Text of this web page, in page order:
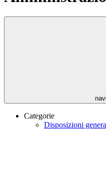
Categorie
Disposizioni